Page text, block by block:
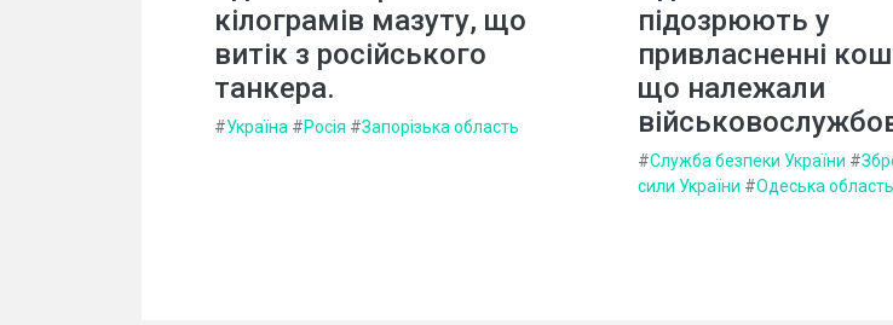
кілограмів мазуту, що
витік з російського
танкера.
#Україна #Росія #Запорізька область
підозрюють у
привласненні
що належали
#Служба безпеки України #
сили України #Одеська область